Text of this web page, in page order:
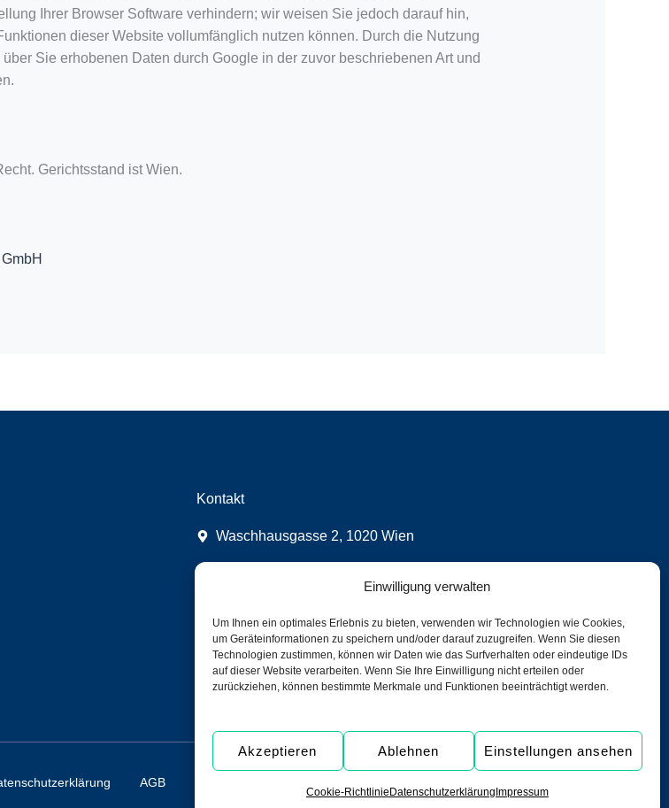
Einwilligung verwalten
Um Ihnen ein optimales Erlebnis zu bieten, verwenden wir Technologien wie Cookies,
um Geräteinformationen zu speichern und/oder darauf zuzugreifen. Wenn Sie diesen
Technologien zustimmen, können wir Daten wie das Surfverhalten oder eindeutige IDs
auf dieser Website verarbeiten. Wenn Sie Ihre Einwilligung nicht erteilen oder
zurückziehen, können bestimmte Merkmale und Funktionen beeinträchtigt werden.
Akzeptieren Ablehnen Einstellungen ansehen
Cookie-Richtlinie Datenschutzerklärung Impressum
Ihrer Browser Software verhindern; wir weisen Sie jedoch darauf hin,
dieser Website vollumfänglich nutzen können. Durch die Nutzung
Sie erhobenen Daten durch Google in der zuvor beschriebenen Art und
Gerichtsstand ist Wien.
Kontakt
Waschhausgasse 2, 1020 Wien
+43 (1) 316 70-100 Fax
call us Assistance International GmbH
AGB